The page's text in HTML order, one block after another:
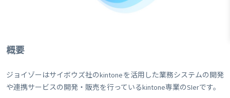
概要
ジョイゾーはサイボウズ社のkintoneを活用した業務システムの開発
や連携サービスの開発・販売を行っているkintone専業のSIerです。